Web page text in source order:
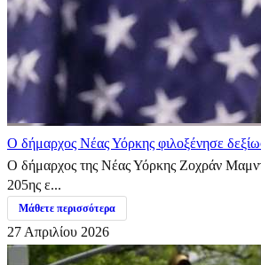
Ο δήμαρχος Νέας Υόρκης φιλοξένησε
Ο δήμαρχος της Νέας Υόρκης Ζοχράν
205ης ε...
Μάθετε περισσότερα
27 Απριλίου 2026